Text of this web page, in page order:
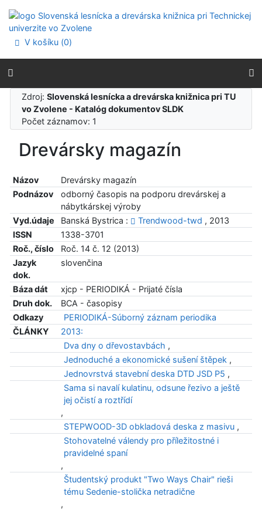
Prejsť na menu
Prehlásenie o webovej prístupnosti
V košíku (0)
Zdroj:Slovenská lesnícka a drevárska knižnica pri TU
vo Zvolene - Katalóg dokumentov SLDK
Počet záznamov: 1
Drevársky magazín
Názov
Drevársky magazín
Podnázov
odborný časopis na podporu drevárskej a
nábytkárskej výroby
Vyd.údaje
Banská Bystrica : Trendwood-twd , 2013
ISSN
1338-3701
Roč., číslo
Roč. 14 č. 12 (2013)
Jazyk
dok.
slovenčina
Báza dát
xjcp - PERIODIKÁ - Prijaté čísla
Druh dok.
BCA - časopisy
Odkazy
PERIODIKÁ-Súborný záznam periodika
ČLÁNKY
2013:
Dva dny o dřevostavbách ,
Jednoduché a ekonomické sušení štěpek ,
Jednovrstvá stavební deska DTD JSD P5 ,
Sama si navalí kulatinu, odsune řezivo a ještě
jej očistí a roztřídí
,
STEPWOOD-3D obkladová deska z masivu ,
Stohovatelné válendy pro příležitostné i
pravidelné spaní
,
Študentský produkt "Two Ways Chair" rieši
tému Sedenie-stolička netradične
,